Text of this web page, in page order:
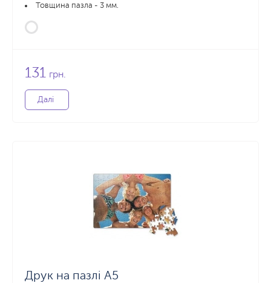
Товщина пазла - 3 мм.
131 грн.
Далі
Друк на пазлі A5